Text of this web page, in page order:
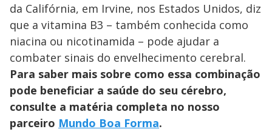
da Califórnia, em Irvine, nos Estados Unidos, diz
que a vitamina B3 – também conhecida como
niacina ou nicotinamida – pode ajudar a
combater sinais do envelhecimento cerebral.
Para saber mais sobre como essa combinação
pode beneficiar a saúde do seu cérebro,
consulte a matéria completa no nosso
parceiro Mundo Boa Forma.